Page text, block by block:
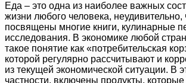
Еда – это одна из наиболее важных
жизни любого человека, неудивительно,
посвящены многие книги, кулинарные
исследования. В экономике любой
такое понятие как «потребительская
которой регулярно рассчитывают и
из текущей экономической ситуации. В
частности, включены продукты,